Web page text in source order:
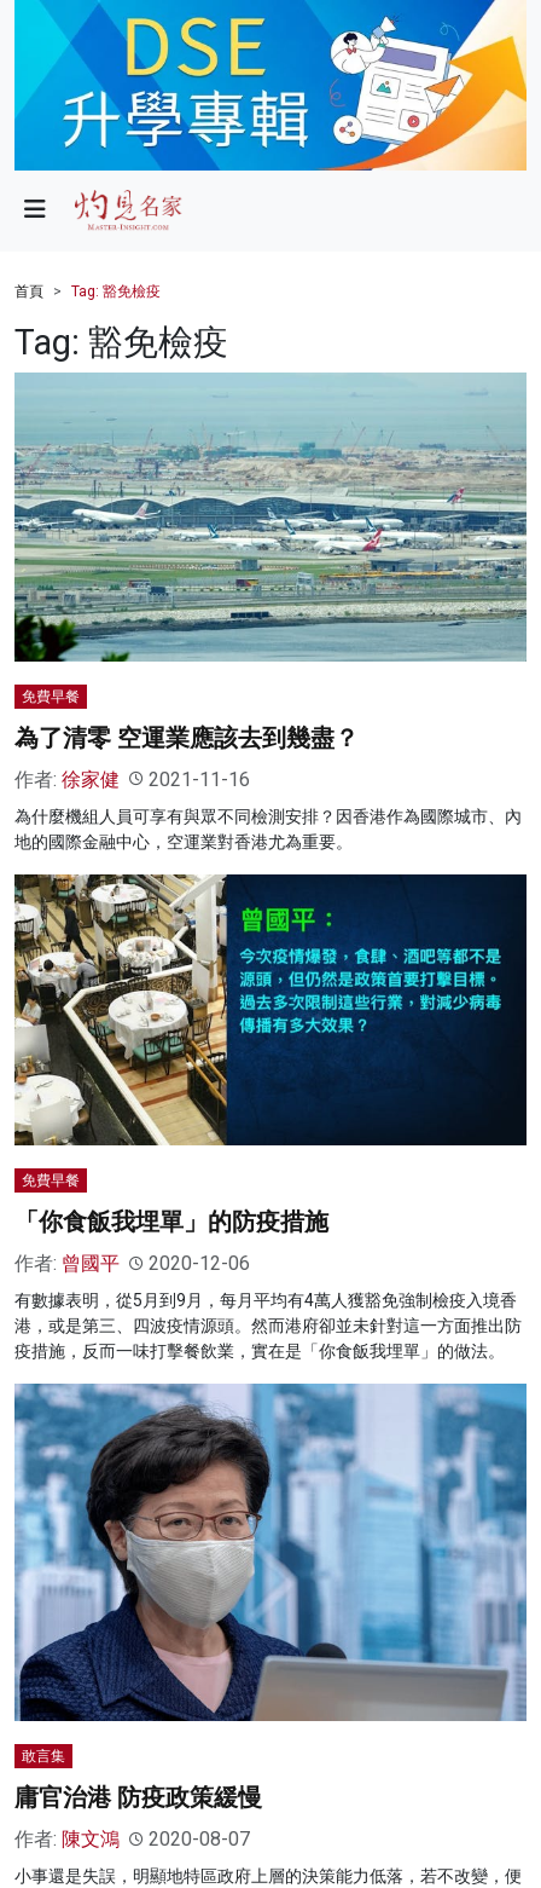
政局
財經
健康
商業
科技
影片
名家榜
灼見活動
首頁 Tag: 豁免檢疫
Tag: 豁免檢疫
免費早餐
為了清零 空運業應該去到幾盡？
作者: 徐家健 2021-11-16
為什麼機組人員可享有與眾不同檢測安排？因香港作為國際城市、內
地的國際金融中心，空運業對香港尤為重要。
免費早餐
「你食飯我埋單」的防疫措施
作者: 曾國平 2020-12-06
有數據表明，從5月到9月，每月平均有4萬人獲豁免強制檢疫入境香
港，或是第三、四波疫情源頭。然而港府卻並未針對這一方面推出防
疫措施，反而一味打擊餐飲業，實在是「你食飯我埋單」的做法。
敢言集
庸官治港 防疫政策緩慢
作者: 陳文鴻 2020-08-07
小事還是失誤，明顯地特區政府上層的決策能力低落，若不改變，便